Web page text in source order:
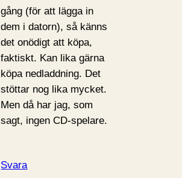
gång (för att lägga in
dem i datorn), så känns
det onödigt att köpa,
faktiskt. Kan lika gärna
köpa nedladdning. Det
stöttar nog lika mycket.
Men då har jag, som
sagt, ingen CD-spelare.
Svara